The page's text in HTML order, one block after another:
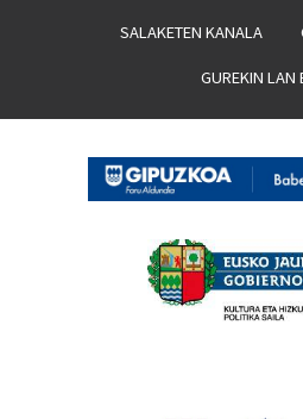
SALAKETEN KANALA
GUREKIN LAN